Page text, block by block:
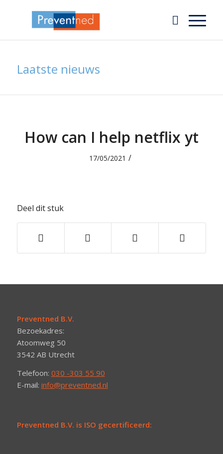
Laatste nieuws
How can I help netflix yt
17/05/2021 /
Deel dit stuk
Preventned B.V.
Bezoekadres:
Atoomweg 50
3542 AB Utrecht
Telefoon: 030 -303 55 90
E-mail: info@preventned.nl
Preventned B.V. is ISO gecertificeerd: